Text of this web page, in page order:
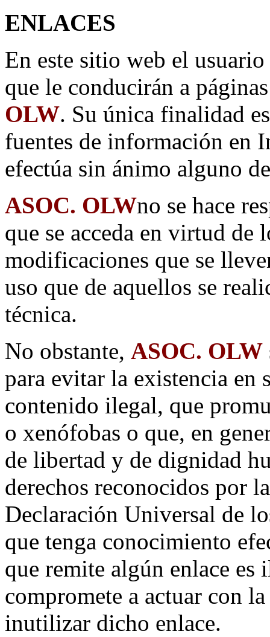
ENLACES
En este sitio web el
que le conducirán a
OLW. Su única finalidad
fuentes de información en
efectúa sin ánimo alguno
ASOC. OLWno se hace
que se acceda en virtud de
modificaciones que se
uso que de aquellos se
técnica.
No obstante, ASOC. OLW
para evitar la existencia en
contenido ilegal, que
o xenófobas o que, en
de libertad y de dignidad
derechos reconocidos por
Declaración Universal de
que tenga conocimiento
que remite algún enlace
compromete a actuar con
inutilizar dicho enlace.